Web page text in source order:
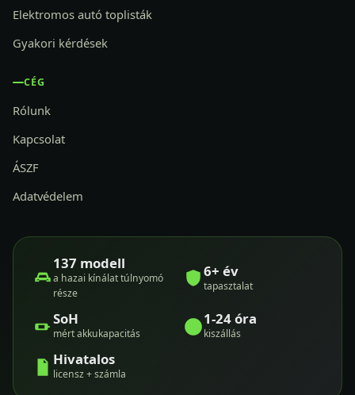
Elektromos autó toplisták
Gyakori kérdések
CÉG
Rólunk
Kapcsolat
ÁSZF
Adatvédelem
137 modell
a hazai kínálat túlnyomó
része
6+ év
tapasztalat
SoH
mért akkukapacitás
1-24 óra
kiszállás
Hivatalos
licensz + számla